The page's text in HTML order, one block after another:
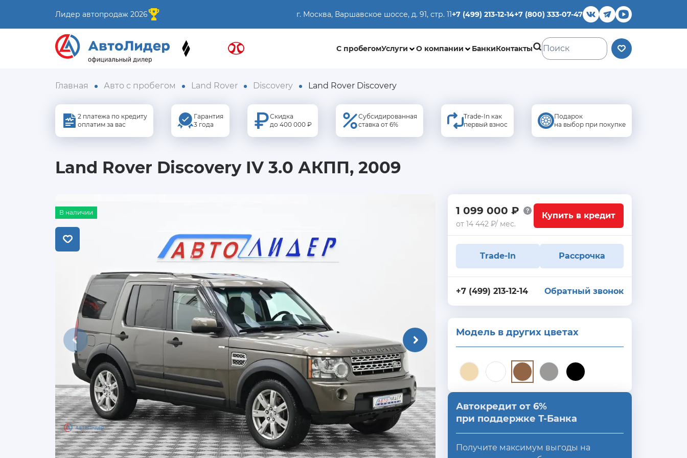
Лидер автопродаж 2026 г. Москва, Варшавское шоссе, д. 91, стр. 11+7 (499) 213-12-14+7 (800) 333-07-47
С пробегомУслуги О компании БанкиКонтакты
Главная Авто с пробегом Land Rover Discovery Land Rover Discovery
2 платежа по кредиту
оплатим за вас
Гарантия
3 года
Скидка
до 400 000 ₽
Субсидированная
ставка от 6%
Trade-In как
первый взнос
Подарок
на выбор при покупке
Land Rover Discovery IV 3.0 АКПП, 2009
В наличии 1 099 000 ₽
от 14 442 ₽/ мес.
Купить в кредит
Trade-In Рассрочка
+7 (499) 213-12-14 Обратный звонок
Модель в других цветах
Автокредит от 6%
при поддержке Т-Банка
Получите максимум выгоды на